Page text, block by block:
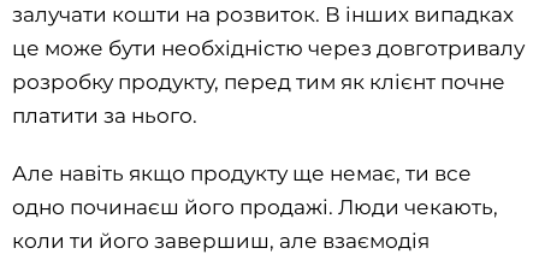
залучати кошти на розвиток. В інших випадках
це може бути необхідністю через довготривалу
розробку продукту, перед тим як клієнт почне
платити за нього.
Але навіть якщо продукту ще немає, ти все
одно починаєш його продажі. Люди чекають,
коли ти його завершиш, але взаємодія